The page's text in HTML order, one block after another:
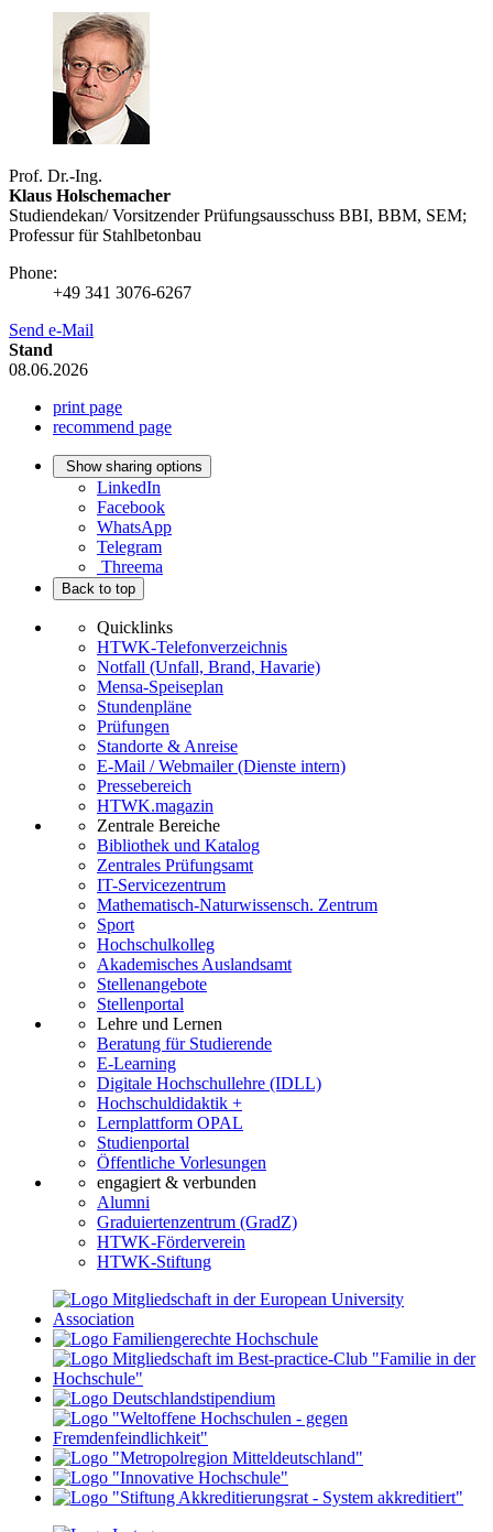
Prof. Dr.-Ing.
Klaus Holschemacher
Studiendekan/ Vorsitzender Prüfungsausschuss BBI, BBM, SEM;
Professur für Stahlbetonbau
Phone:
+49 341 3076-6267
Send e-Mail
Stand
08.06.2026
print page
recommend page
Show sharing options
LinkedIn
Facebook
WhatsApp
Telegram
Threema
Back to top
Quicklinks
HTWK-Telefonverzeichnis
Notfall (Unfall, Brand, Havarie)
Mensa-Speiseplan
Stundenpläne
Prüfungen
Standorte & Anreise
E-Mail / Webmailer (Dienste intern)
Pressebereich
HTWK.magazin
Zentrale Bereiche
Bibliothek und Katalog
Zentrales Prüfungsamt
IT-Servicezentrum
Mathematisch-Naturwissensch. Zentrum
Sport
Hochschulkolleg
Akademisches Auslandsamt
Stellenangebote
Stellenportal
Lehre und Lernen
Beratung für Studierende
E-Learning
Digitale Hochschullehre (IDLL)
Hochschuldidaktik +
Lernplattform OPAL
Studienportal
Öffentliche Vorlesungen
engagiert & verbunden
Alumni
Graduiertenzentrum (GradZ)
HTWK-Förderverein
HTWK-Stiftung